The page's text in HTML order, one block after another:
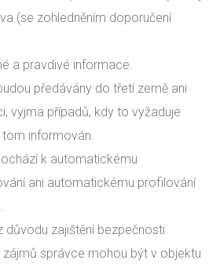
(se zohledněním doporučení
a pravdivé informace.
předávány do třetí země ani
vyjma případů, kdy to vyžaduje
informován.
k automatickému
ani automatickému profilování
důvodu zajištění bezpečnosti
zájmů správce mohou být v objektu